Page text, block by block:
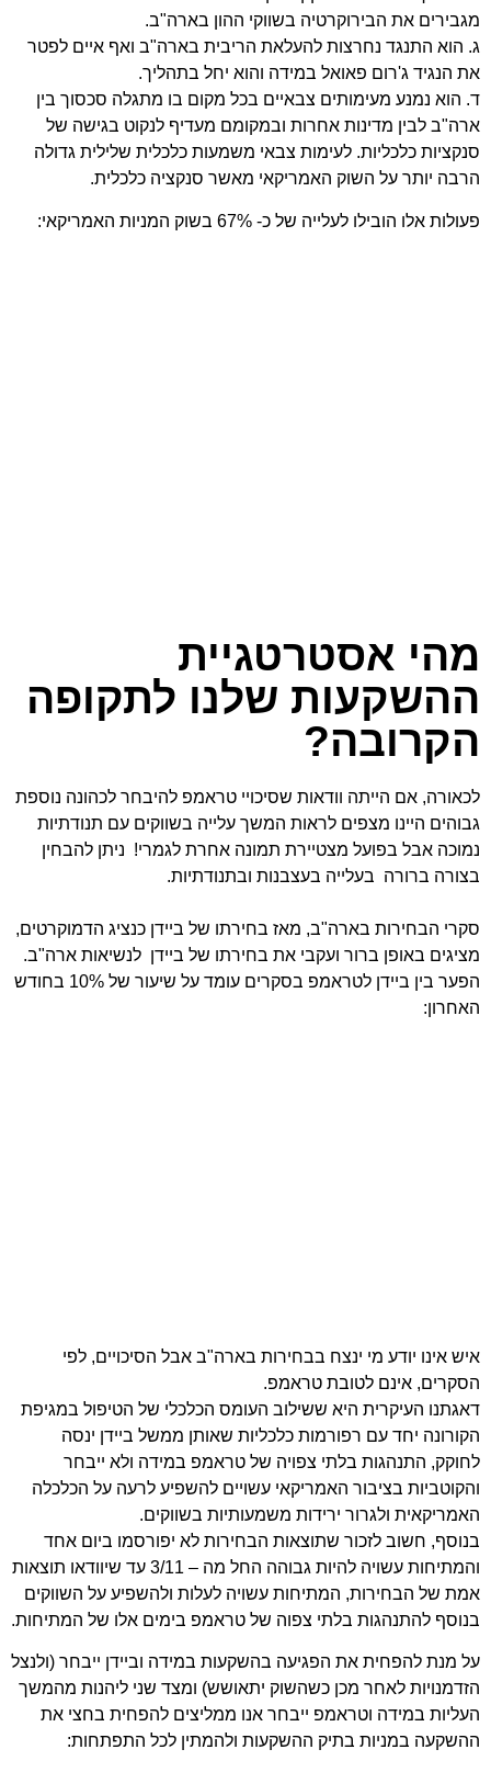
מגבירים את הבירוקרטיה בשווקי ההון בארה"ב.
ג. הוא התנגד נחרצות להעלאת הריבית בארה"ב ואף איים לפטר
את הנגיד ג'רום פאואל במידה והוא יחל בתהליך.
ד. הוא נמנע מעימותים צבאיים בכל מקום בו מתגלה סכסוך בין
ארה"ב לבין מדינות אחרות ובמקומם מעדיף לנקוט בגישה של
סנקציות כלכליות. לעימות צבאי משמעות כלכלית שלילית גדולה
הרבה יותר על השוק האמריקאי מאשר סנקציה כלכלית.
פעולות אלו הובילו לעלייה של כ- 67% בשוק המניות האמריקאי:
מהי אסטרטגיית
ההשקעות שלנו לתקופה
הקרובה?
לכאורה, אם הייתה וודאות שסיכויי טראמפ להיבחר לכהונה נוספת
גבוהים היינו מצפים לראות המשך עלייה בשווקים עם תנודתיות
נמוכה אבל בפועל מצטיירת תמונה אחרת לגמרי! ניתן להבחין
בצורה ברורה בעלייה בעצבנות ובתנודתיות.
סקרי הבחירות בארה"ב, מאז בחירתו של ביידן כנציג הדמוקרטים,
מציגים באופן ברור ועקבי את בחירתו של ביידן לנשיאות ארה"ב.
הפער בין ביידן לטראמפ בסקרים עומד על שיעור של 10% בחודש
האחרון:
איש אינו יודע מי ינצח בבחירות בארה"ב אבל הסיכויים, לפי
הסקרים, אינם לטובת טראמפ.
דאגתנו העיקרית היא ששילוב העומס הכלכלי של הטיפול במגיפת
הקורונה יחד עם רפורמות כלכליות שאותן ממשל ביידן ינסה
לחוקק, התנהגות בלתי צפויה של טראמפ במידה ולא ייבחר
והקוטביות בציבור האמריקאי עשויים להשפיע לרעה על הכלכלה
האמריקאית ולגרור ירידות משמעותיות בשווקים.
בנוסף, חשוב לזכור שתוצאות הבחירות לא יפורסמו ביום אחד
והמתיחות עשויה להיות גבוהה החל מה – 3/11 עד שיוודאו תוצאות
אמת של הבחירות, המתיחות עשויה לעלות ולהשפיע על השווקים
בנוסף להתנהגות בלתי צפוה של טראמפ בימים אלו של המתיחות.
על מנת להפחית את הפגיעה בהשקעות במידה וביידן ייבחר (ולנצל
הזדמנויות לאחר מכן כשהשוק יתאושש) ומצד שני ליהנות מהמשך
העליות במידה וטראמפ ייבחר אנו ממליצים להפחית בחצי את
ההשקעה במניות בתיק ההשקעות ולהמתין לכל התפתחות: